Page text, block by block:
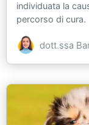
individuata la
percorso di cura.
dott.ssa